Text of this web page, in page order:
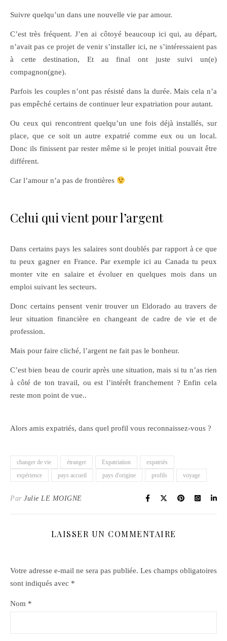
Suivre quelqu’un dans une nouvelle vie par amour.
C’est très fréquent. J’en ai côtoyé beaucoup ici qui, au départ,
n’avait pas ce projet de venir s’installer ici, ne s’intéressaient pas
à cette destination, Et au final ont juste suivi un(e)
compagnon(gne).
Parfois les couples n’ont pas résisté dans la durée. Mais cela n’a
pas empêché certains de continuer leur expatriation pour autant.
Ou ceux qui rencontrent quelqu’un une fois déjà installés, sur
place, que ce soit un autre expatrié comme eux ou un local.
Donc ils finissent par rester même si le projet initial pouvait être
différent.
Car l’amour n’a pas de frontières
Celui qui vient pour l’argent
Dans certains pays les salaires sont doublés par rapport à ce que
tu peux gagner en France. Par exemple ici au Canada tu peux
monter vite en salaire et évoluer en quelques mois dans un
emploi suivant les secteurs.
Donc certains pensent venir trouver un Eldorado au travers de
leur situation financière en changeant de cadre de vie et de
profession.
Mais pour faire cliché, l’argent ne fait pas le bonheur.
C’est bien beau de courir après une situation, mais si tu n’as rien
à côté de ton travail, ou est l’intérêt franchement ? Enfin cela
reste mon point de vue..
Alors amis expatriés, dans quel profil vous reconnaissez-vous ?
changer de vie étranger Expatriation
expatriés
expérience
pays accueil pays d'origine profils voyage
Par Julie LE MOIGNE
LAISSER UN COMMENTAIRE
Votre adresse e-mail ne sera pas publiée. Les champs obligatoires
sont indiqués avec *
Nom *